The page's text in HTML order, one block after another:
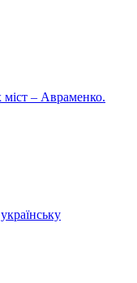
міст – Авраменко.